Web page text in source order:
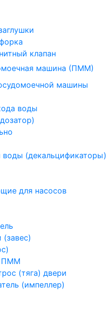
клапан
машина (ПММ)
машины
воды
воды (декальцификаторы)
для насосов
(завес)
ПММ
(тяга) двери
(импеллер)